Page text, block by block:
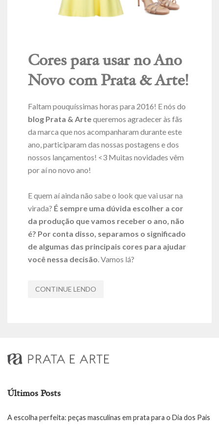
Cores para usar no Ano
Novo com Prata & Arte!
Faltam pouquíssimas horas para 2016! E nós do
blog Prata & Artequeremos agradecer às fãs
da marca que nos acompanharam durante este
ano, participaram das nossas postagens e dos
nossos lançamentos! <3 Muitas novidades vêm
por aí no novo ano!
E quem aí ainda não sabe o look que vai usar na
virada? É sempre uma dúvida escolher a cor
da produção que vamos receber o ano, não
é? Por conta disso, separamos o significado
de algumas das principais cores para ajudar
você nessa decisão . Vamos lá?
CONTINUE LENDO
Últimos Posts
A escolha perfeita: peças masculinas em prata para o Dia dos Pais